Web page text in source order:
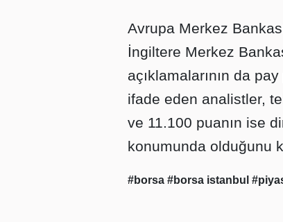
Avrupa Merkez
İngiltere Merkez
açıklamalarının da
ifade eden analistler,
ve 11.100 puanın ise
konumunda olduğunu
#borsa #borsa istanbul